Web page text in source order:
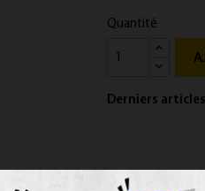
Quantité
Derniers